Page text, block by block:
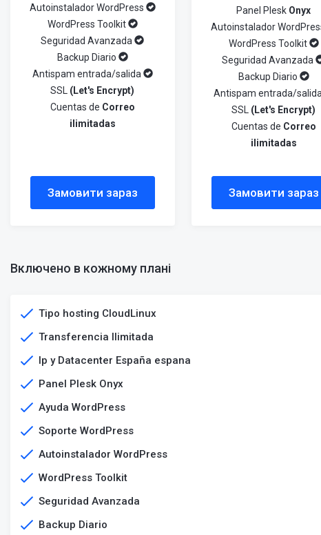
Autoinstalador WordPress
WordPress Toolkit
Seguridad Avanzada
Backup Diario
Antispam entrada/salida
SSL (Let's Encrypt)
Cuentas de Correo
ilimitadas
Замовити зараз
Panel Plesk Onyx
Autoinstalador
WordPress Toolkit
Seguridad Avanzada
Backup Diario
Antispam entrada/salida
SSL (Let's Encrypt)
Cuentas de Correo
ilimitadas
Замовити зараз
Включено в кожному плані
Tipo hosting CloudLinux
Transferencia Ilimitada
Ip y Datacenter España espana
Panel Plesk Onyx
Ayuda WordPress
Soporte WordPress
Autoinstalador WordPress
WordPress Toolkit
Seguridad Avanzada
Backup Diario